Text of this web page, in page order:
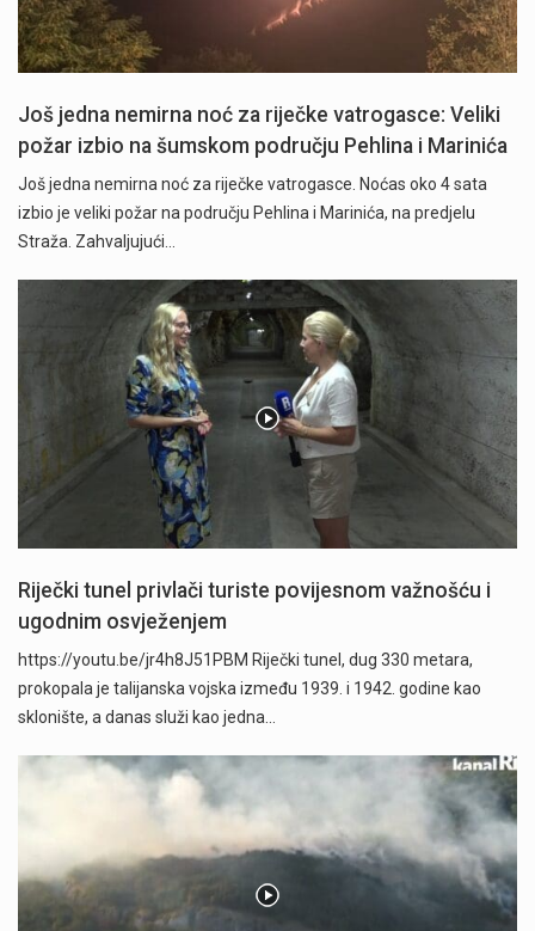
Još jedna nemirna noć za riječke vatrogasce: Veliki
požar izbio na šumskom području Pehlina i Marinića
Još jedna nemirna noć za riječke vatrogasce. Noćas oko 4 sata
izbio je veliki požar na području Pehlina i Marinića, na predjelu
Straža. Zahvaljujući…
Riječki tunel privlači turiste povijesnom važnošću i
ugodnim osvježenjem
https://youtu.be/jr4h8J51PBM Riječki tunel, dug 330 metara,
prokopala je talijanska vojska između 1939. i 1942. godine kao
sklonište, a danas služi kao jedna…